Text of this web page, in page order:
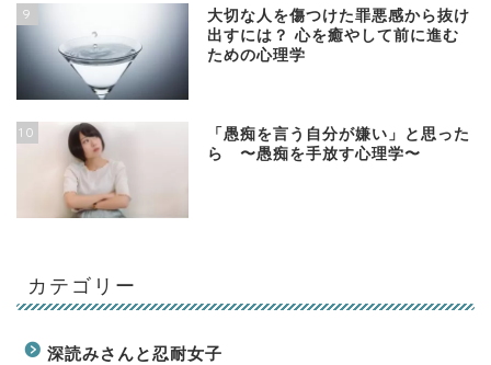
9
大切な人を傷つけた罪悪感から抜け
出すには？ 心を癒やして前に進む
ための心理学
10
「愚痴を言う自分が嫌い」と思った
ら 〜愚痴を手放す心理学〜
カテゴリー
深読みさんと忍耐女子